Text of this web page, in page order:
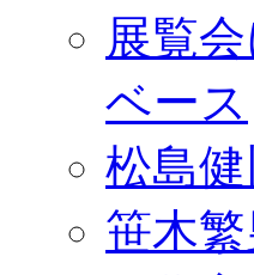
展覧
ベース
松島
笹木